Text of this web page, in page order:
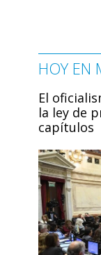
HOY EN
El
la ley de
capítulos